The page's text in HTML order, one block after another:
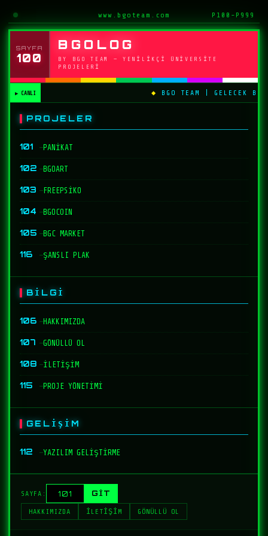
www.bgoteam.com P100-P999
SAYFA
100
BGOLOG
BY BGO TEAM — YENILIKÇI ÜNIVERSITE
PROJELERI
BGO TEAM | GELECEK
PROJELER
101 —PANİKAT
102 —BGOART
103 —FREEPSİKO
104 —BGOCOIN
105 —BGC MARKET
116 —ŞANSLI PLAK
BİLGİ
106 —HAKKIMIZDA
107 —GÖNÜLLÜ OL
108 —İLETİŞİM
115 —PROJE YÖNETİMİ
GELİŞİM
112 —YAZILIM GELİŞTİRME
SAYFA: GİT
HAKKIMIZDA İLETİŞİM GÖNÜLLÜ OL